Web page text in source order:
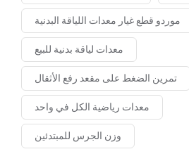
موردو قطع غيار معدات اللياقة البدنية
معدات لياقة بدنية للبيع
تمرين الضغط على مقعد رفع الأثقال
معدات رياضية الكل في واحد
وزن الجرس للمبتدئين